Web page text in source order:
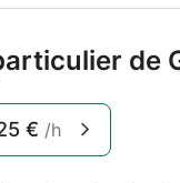
de
€ /h